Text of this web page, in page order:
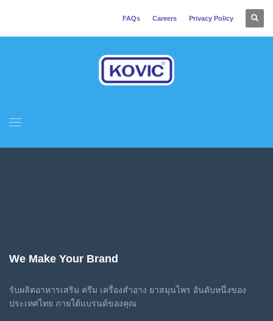
FAQs Careers Privacy Policy
We Make Your Brand
รับผลิตอาหารเสริม ครีม เครื่องสำอาง ยาสมุนไพร อันดับหนึ่งของ
ประเทศไทย ภายใต้แบรนด์ของคุณ